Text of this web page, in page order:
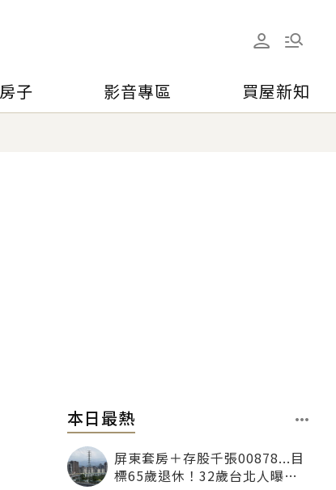
子 影音專區 買屋新知
本日最熱
屏東套房＋存股千張00878...目
標65歲退休！32歲台北人曝：